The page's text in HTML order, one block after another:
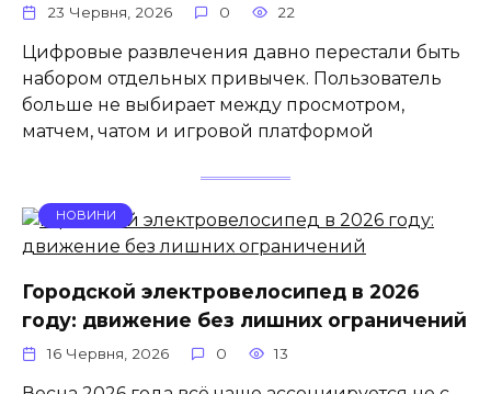
23 Червня, 2026 0 22
Цифровые развлечения давно перестали быть
набором отдельных привычек. Пользователь
больше не выбирает между просмотром,
матчем, чатом и игровой платформой
НОВИНИ
Городской электровелосипед в 2026
году: движение без лишних ограничений
16 Червня, 2026 0 13